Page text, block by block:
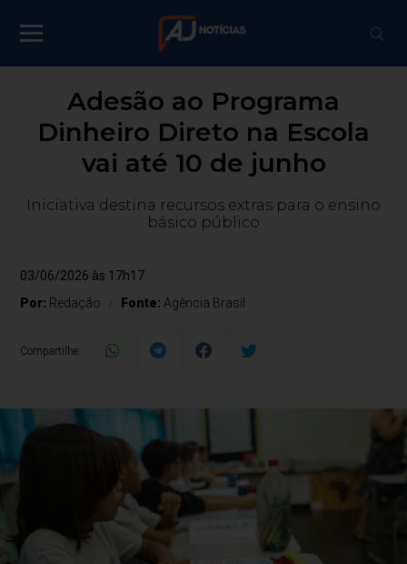
Adesão ao Programa
Dinheiro Direto na Escola
vai até 10 de junho
Iniciativa destina recursos extras para o ensino
básico público
03/06/2026 às 17h17
Por: Redação Fonte: Agência Brasil
Compartilhe: